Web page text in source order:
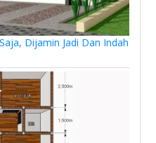
Dijamin Jadi Dan Indah